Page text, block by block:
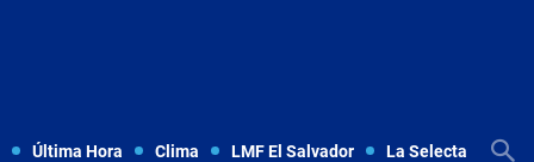
Última Hora Clima LMF El Salvador La Selecta